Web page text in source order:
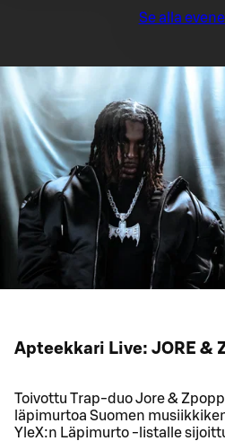
Se alla
Apteekkari Live: JORE &
Toivottu Trap-duo Jore &
läpimurtoa Suomen
YleX:n Läpimurto -listalle